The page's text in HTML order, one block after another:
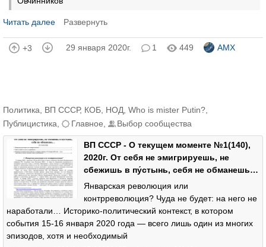
Читать далее Развернуть
+3 29 января 2020г. 1 449 AMX
Политика ВП СССР, КОБ НОД Who is mister Putin?
Публицистика
Главное Выбор сообщества
ВП СССР - О текущем моменте №1(140),
2020г. От себя не эмигрируешь, не
сбежишь в пу́стынь, себя не обманешь…
Январская революция или
контрреволюция? Чуда не будет: на него не
наработали… Историко-политический контекст, в котором
события 15-16 января 2020 года — всего лишь один из многих
эпизодов, хотя и необходимый